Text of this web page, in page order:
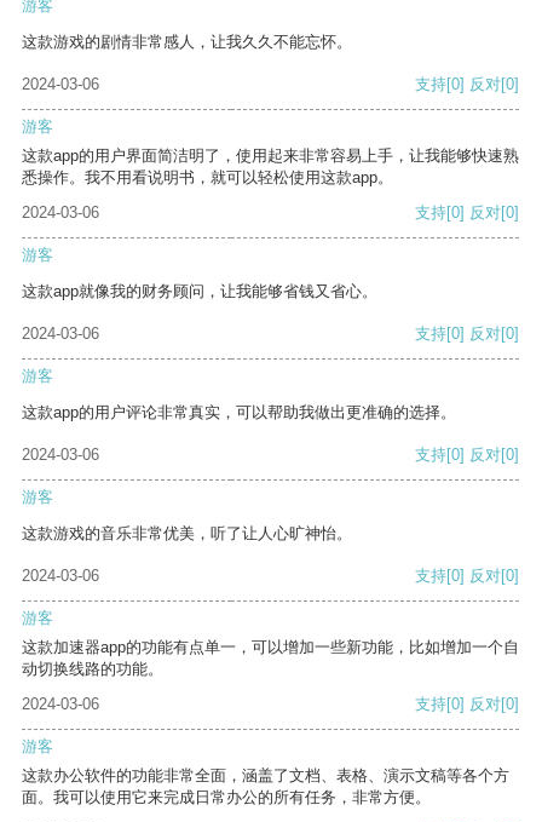
游客
这款游戏的剧情非常感人，让我久久不能忘怀。
2024-03-06 支持[0] 反对[0]
游客
这款app的用户界面简洁明了，使用起来非常容易上手，让我能够快速熟
悉操作。我不用看说明书，就可以轻松使用这款app。
2024-03-06
支持[0] 反对[0]
游客
这款app就像我的财务顾问，让我能够省钱又省心。
2024-03-06 支持[0] 反对[0]
游客
这款app的用户评论非常真实，可以帮助我做出更准确的选择。
2024-03-06 支持[0] 反对[0]
游客
这款游戏的音乐非常优美，听了让人心旷神怡。
2024-03-06 支持[0] 反对[0]
游客
这款加速器app的功能有点单一，可以增加一些新功能，比如增加一个自
动切换线路的功能。
2024-03-06
支持[0] 反对[0]
游客
这款办公软件的功能非常全面，涵盖了文档、表格、演示文稿等各个方
面。我可以使用它来完成日常办公的所有任务，非常方便。